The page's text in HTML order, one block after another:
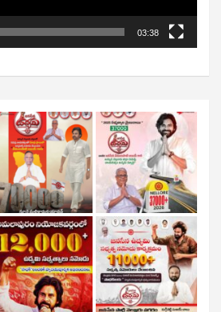
03:38